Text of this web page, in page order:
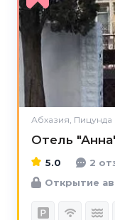
Абхазия, Пицунда
Отель
5.0
2
Открытие